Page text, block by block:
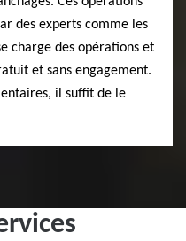
des experts comme les
charge des opérations et
et sans engagement.
il suffit de le